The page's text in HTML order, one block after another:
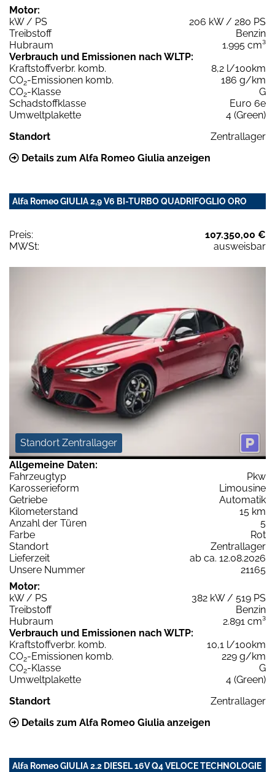
Motor:
kW / PS
206 kW / 280 PS
Treibstoff
Benzin
Hubraum
1.995 cm³
Verbrauch und Emissionen nach WLTP:
Kraftstoffverbr. komb.
8,2 l/100km
CO2-Emissionen komb.
186 g/km
CO2-Klasse
G
Schadstoffklasse
Euro 6e
Umweltplakette
4 (Green)
Standort
Zentrallager
Details zum Alfa Romeo Giulia anzeigen
Alfa Romeo GIULIA 2,9 V6 BI-TURBO QUADRIFOGLIO ORO
Preis:
107.350,00 €
MWSt:
ausweisbar
Standort Zentrallager
Allgemeine Daten:
Fahrzeugtyp
Pkw
Karosserieform
Limousine
Getriebe
Automatik
Kilometerstand
15 km
Anzahl der Türen
5
Farbe
Rot
Standort
Zentrallager
Lieferzeit
ab ca. 12.08.2026
Unsere Nummer
21165
Motor:
kW / PS
382 kW / 519 PS
Treibstoff
Benzin
Hubraum
2.891 cm³
Verbrauch und Emissionen nach WLTP:
Kraftstoffverbr. komb.
10,1 l/100km
CO2-Emissionen komb.
229 g/km
CO2-Klasse
G
Umweltplakette
4 (Green)
Standort
Zentrallager
Details zum Alfa Romeo Giulia anzeigen
Alfa Romeo GIULIA 2.2 DIESEL 16V Q4 VELOCE TECHNOLOGIE